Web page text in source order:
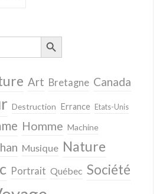
SEARCH BUTTON
Art Bretagne Canada
Destruction Errance Etats-Unis
Homme Machine
Musique Nature
Portrait Québec Société